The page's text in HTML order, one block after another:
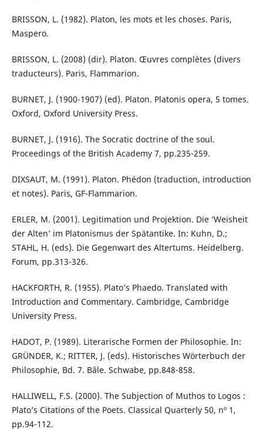
BRISSON, L. (1982). Platon, les mots et les choses. Paris,
Maspero.
BRISSON, L. (2008) (dir). Platon. Œuvres complètes (divers
traducteurs). Paris, Flammarion.
BURNET, J. (1900-1907) (ed). Platon. Platonis opera, 5 tomes.
Oxford, Oxford University Press.
BURNET, J. (1916). The Socratic doctrine of the soul.
Proceedings of the British Academy 7, pp.235-259.
DIXSAUT, M. (1991). Platon. Phédon (traduction, introduction
et notes). Paris, GF-Flammarion.
ERLER, M. (2001). Legitimation und Projektion. Die ‘Weisheit
der Alten’ im Platonismus der Spätantike. In: Kuhn, D.;
STAHL, H. (eds). Die Gegenwart des Altertums. Heidelberg.
Forum, pp.313-326.
HACKFORTH, R. (1955). Plato’s Phaedo. Translated with
Introduction and Commentary. Cambridge, Cambridge
University Press.
HADOT, P. (1989). Literarische Formen der Philosophie. In:
GRÜNDER, K.; RITTER, J. (eds). Historisches Wörterbuch der
Philosophie, Bd. 7. Bâle. Schwabe, pp.848-858.
HALLIWELL, F.S. (2000). The Subjection of Muthos to Logos :
Plato’s Citations of the Poets. Classical Quarterly 50, nº 1,
pp.94-112.